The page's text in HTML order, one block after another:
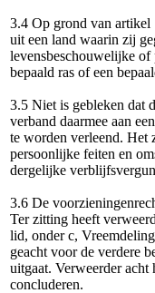
3.4 Op grond van
uit een land waarin zij
levensbeschouwelijke
bepaald ras of een
3.5 Niet is gebleken dat
verband daarmee aan
te worden verleend. Het
persoonlijke feiten en
dergelijke
3.6 De
Ter zitting heeft
lid, onder c,
geacht voor de verdere
uitgaat. Verweerder acht
concluderen.